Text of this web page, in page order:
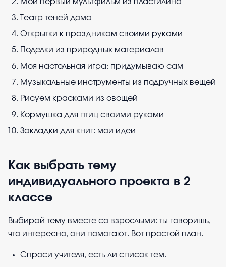
Театр теней дома
Открытки к праздникам своими руками
Поделки из природных материалов
Моя настольная игра: придумываю сам
Музыкальные инструменты из подручных вещей
Рисуем красками из овощей
Кормушка для птиц своими руками
Закладки для книг: мои идеи
Как выбрать тему
индивидуального проекта в 2
классе
Выбирай тему вместе со взрослыми: ты говоришь,
что интересно, они помогают. Вот простой план.
Спроси учителя, есть ли список тем.